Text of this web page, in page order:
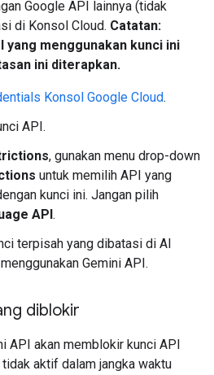
Google API lainnya (tidak
di Konsol Cloud. Catatan:
yang menggunakan kunci ini
ini diterapkan.
Konsol Google Cloud.
API.
, gunakan menu drop-down
untuk memilih API yang
kunci ini. Jangan pilih
API.
terpisah yang dibatasi di AI
Gemini API.
diblokir
API akan memblokir kunci API
aktif dalam jangka waktu